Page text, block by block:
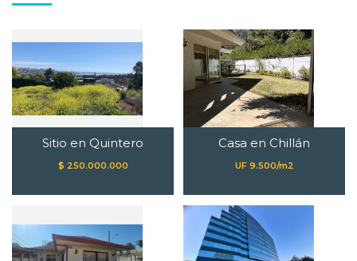
Sitio en Quintero
$ 250.000.000
Casa en Chillán
UF 9.500/m2